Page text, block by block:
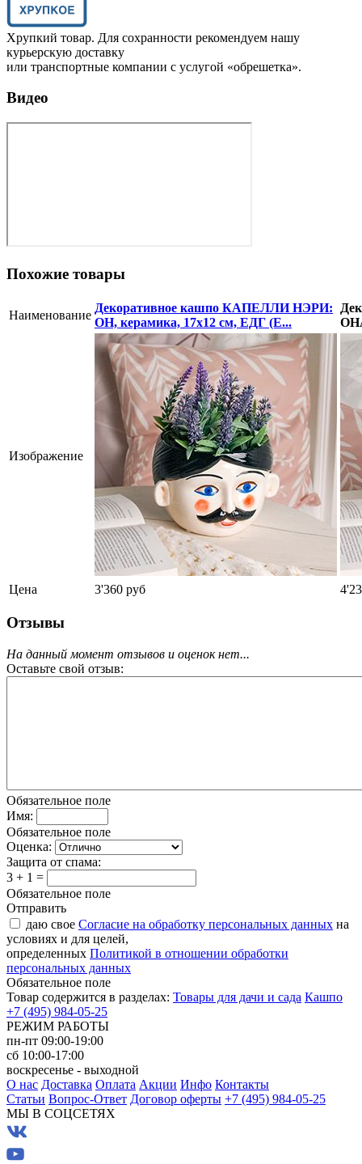
Хрупкий товар. Для сохранности рекомендуем нашу
курьерскую доставку
или транспортные компании с услугой «обрешетка».
Видео
Похожие товары
Наименование
Декоративное кашпо КАПЕЛЛИ НЭРИ:
ОН, керамика, 17х12 см, ЕДГ (E...
Изображение
Цена 3'360 руб
Отзывы
На данный момент отзывов и оценок нет...
Оставьте свой отзыв:
Обязательное поле
Имя:
Обязательное поле
Оценка:
Защита от спама:
3 + 1 =
Обязательное поле
Отправить
даю свое Согласие на обработку персональных данных на
условиях и для целей,
определенных Политикой в отношении обработки
персональных данных
Обязательное поле
Товар содержится в разделах: Товары для дачи и сада Кашпо
+7 (495) 984-05-25
РЕЖИМ РАБОТЫ
пн-пт 09:00-19:00
сб 10:00-17:00
воскресенье - выходной
О нас Доставка Оплата Акции Инфо Контакты
Статьи Вопрос-Ответ Договор оферты +7 (495) 984-05-25
МЫ В СОЦСЕТЯХ